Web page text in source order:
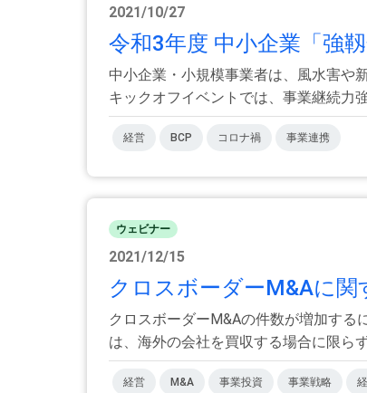
2021/10/27
令和3年度 中小企業「強
中小企業・小規模事業者は、風水害や
キックオフイベントでは、事業継続力
経営 BCP コロナ禍 事業連携
ウェビナー
2021/12/15
クロスボーダーM&Aに関
クロスボーダーM&Aの件数が増加す
は、海外の会社を買収する場合に限ら
経営 M&A 事業投資 事業戦略